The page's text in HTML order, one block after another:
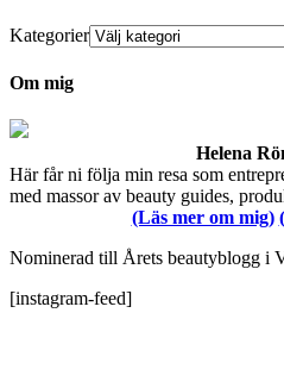
Kategorier
Om mig
Helena
Här får ni följa min resa som
med massor av beauty guides,
(Läs mer om mig)
Nominerad till Årets beautyblogg i
[instagram-feed]